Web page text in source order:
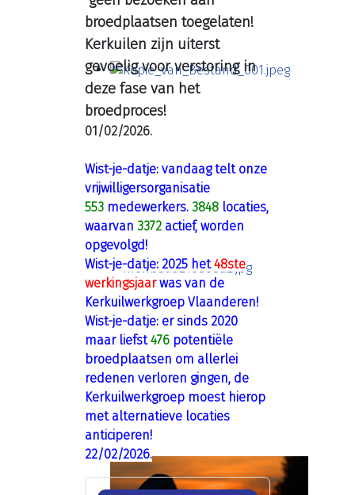
broedplaatsen toegelaten!
Kerkuilen zijn uiterst
gevoelig voor verstoring in
deze fase van het
broedproces!
01/02/2026.
Wist-je-datje: vandaag telt onze
vrijwilligersorganisatie
553 medewerkers. 3848 locaties,
waarvan 3372 actief, worden
opgevolgd!
Wist-je-datje: 2025 het48ste
werkingsjaarwas van de
Kerkuilwerkgroep Vlaanderen!
Wist-je-datje: er sinds 2020
maar liefst476 potentiële
broedplaatsen om allerlei
redenen verloren gingen, de
Kerkuilwerkgroep moest hierop
met alternatieve locaties
anticiperen!
22/02/2026.